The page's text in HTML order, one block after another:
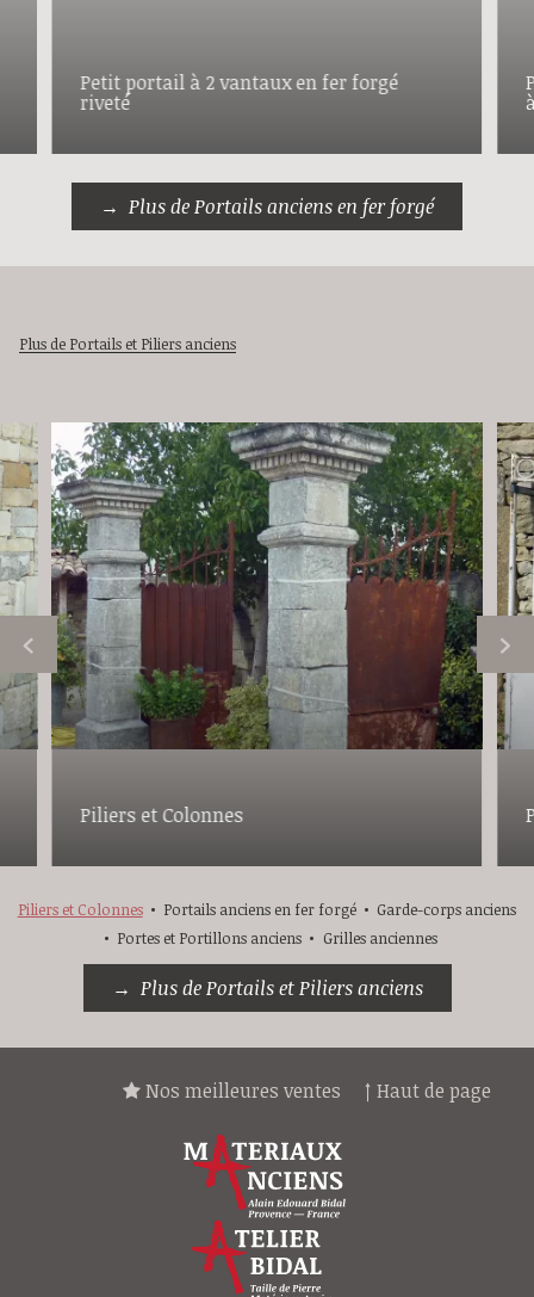
Petit portail à 2 vantaux en fer forgé
riveté
Plus de Portails anciens en fer forgé
Plus de Portails et Piliers anciens
Piliers et Colonnes
Piliers et Colonnes Portails anciens en fer forgé
Garde-corps anciens
Portes et Portillons anciens
Grilles anciennes
Plus de Portails et Piliers anciens
↑ Haut de page
Nos meilleures ventes